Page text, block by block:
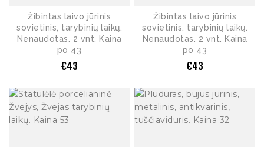
Žibintas laivo jūrinis
sovietinis, tarybinių laikų.
Nenaudotas. 2 vnt. Kaina
po 43
€43
Žibintas laivo jūrinis
sovietinis, tarybinių laikų.
Nenaudotas. 2 vnt. Kaina
po 43
€43